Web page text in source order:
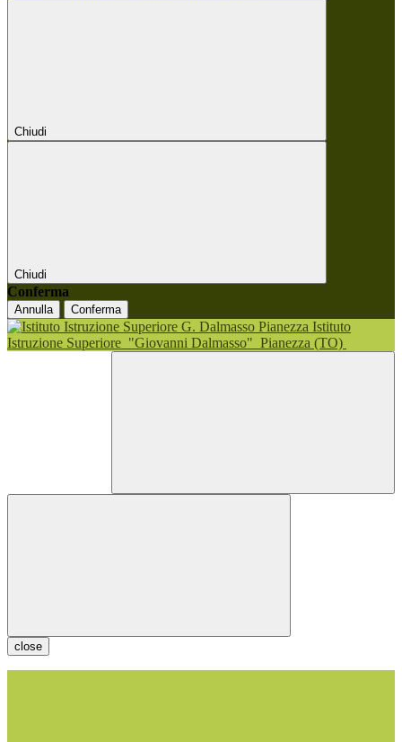
Chiudi
Chiudi
Conferma
Annulla Conferma
Istituto
Istruzione Superiore "Giovanni Dalmasso" Pianezza (TO)
close